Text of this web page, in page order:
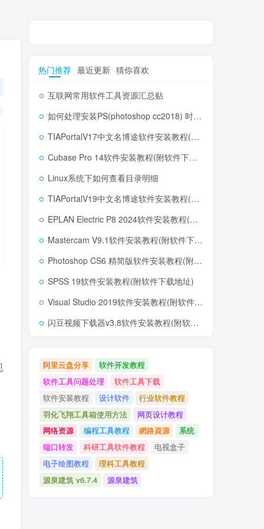
热门推荐 最近更新 猜你喜欢
互联网常用软件工具资源汇总贴
如何处理安装PS(photoshop cc2018) 时，提示系统或者IE浏览器需要升级
TIAPortalV17中文名博途软件安装教程(附软件下载地址)
Cubase Pro 14软件安装教程(附软件下载地址)
Linux系统下如何查看目录明细
TIAPortalV19中文名博途软件安装教程(附软件下载地址)
EPLAN Electric P8 2024软件安装教程(附软件下载地址)
Mastercam V9.1软件安装教程(附软件下载地址)
Photoshop CS6 精简版软件安装教程(附软件下载地址)
SPSS 19软件安装教程(附软件下载地址)
Visual Studio 2019软件安装教程(附软件下载地址)
闪豆视频下载器v3.8软件安装教程(附软件下载地址)
阿里云盘分享
软件开发教程
软件工具问题处理
软件工具下载
软件安装教程
设计软件
行业软件教程
羽化飞翔工具箱使用方法
网页设计教程
网络资源
编程工具教程 網路資源
系统
端口转发
科研工具软件教程
电视盒子
电子绘图教程
理科工具教程
源泉建筑 v6.7.4
源泉建筑